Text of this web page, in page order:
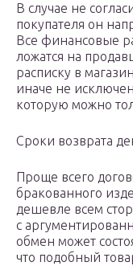
В случае не
покупателя он
Все финансовые
ложатся на
расписку в
иначе не
которую можно
Сроки возврата
Проще всего
бракованного
дешевле всем
с
обмен может
что подобный